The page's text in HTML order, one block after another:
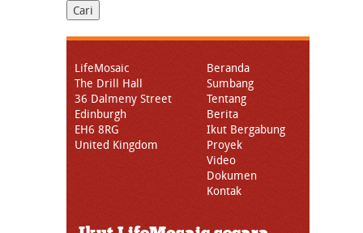
LifeMosaic
The Drill Hall
36 Dalmeny Street
Edinburgh
EH6 8RG
United Kingdom
Beranda
Sumbang
Tentang
Berita
Ikut Bergabung
Proyek
Video
Dokumen
Kontak